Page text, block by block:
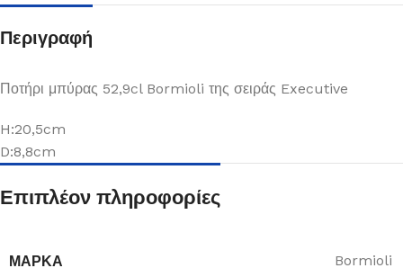
Περιγραφή
Ποτήρι μπύρας 52,9cl Bormioli της σειράς Executive
H:20,5cm
D:8,8cm
Επιπλέον πληροφορίες
ΜΆΡΚΑ Bormioli